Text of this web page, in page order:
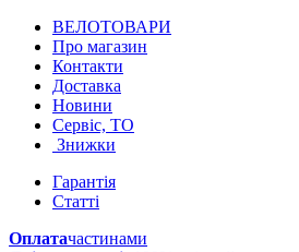
ВЕЛОТОВАРИ
Про магазин
Контакти
Доставка
Новини
Сервіс, ТО
Знижки
Гарантія
Статті
Оплатачастинами